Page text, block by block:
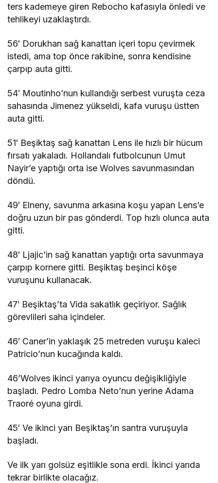
ters kademeye giren Rebocho kafasıyla önledi ve
tehlikeyi uzaklaştırdı.
56′ Dorukhan sağ kanattan içeri topu çevirmek
istedi, ama top önce rakibine, sonra kendisine
çarpıp auta gitti.
54′ Moutinho’nun kullandığı serbest vuruşta ceza
sahasında Jimenez yükseldi, kafa vuruşu üstten
auta gitti.
51′ Beşiktaş sağ kanattan Lens ile hızlı bir hücum
fırsatı yakaladı. Hollandalı futbolcunun Umut
Nayir’e yaptığı orta ise Wolves savunmasından
döndü.
49′ Elneny, savunma arkasına koşu yapan Lens’e
doğru uzun bir pas gönderdi. Top hızlı olunca auta
gitti.
48′ Ljajic’in sağ kanattan yaptığı orta savunmaya
çarpıp kornere gitti. Beşiktaş beşinci köşe
vuruşunu kullanacak.
47′ Beşiktaş’ta Vida sakatlık geçiriyor. Sağlık
görevlileri saha içindeler.
46′ Caner’in yaklaşık 25 metreden vuruşu kaleci
Patricio’nun kucağında kaldı.
46’Wolves ikinci yarıya oyuncu değişikliğiyle
başladı. Pedro Lomba Neto’nun yerine Adama
Traoré oyuna girdi.
45′ Ve ikinci yarı Beşiktaş’ın santra vuruşuyla
başladı.
Ve ilk yarı golsüz eşitlikle sona erdi. İkinci yarıda
tekrar birlikte olacağız.